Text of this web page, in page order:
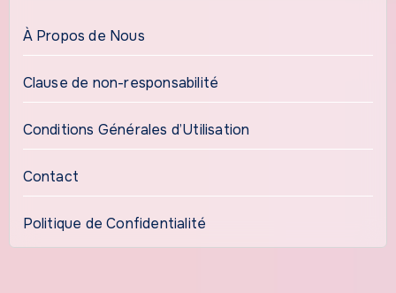
À Propos de Nous
Clause de non-responsabilité
Conditions Générales d’Utilisation
Contact
Politique de Confidentialité